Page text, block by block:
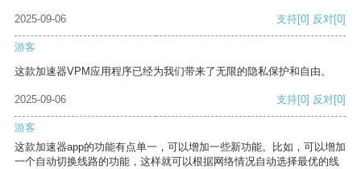
2025-09-06 支持[0] 反对[0]
游客
这款加速器VPM应用程序已经为我们带来了无限的隐私保护和自由。
2025-09-06 支持[0] 反对[0]
游客
这款加速器app的功能有点单一，可以增加一些新功能。比如，可以增加
一个自动切换线路的功能，这样就可以根据网络情况自动选择最优的线